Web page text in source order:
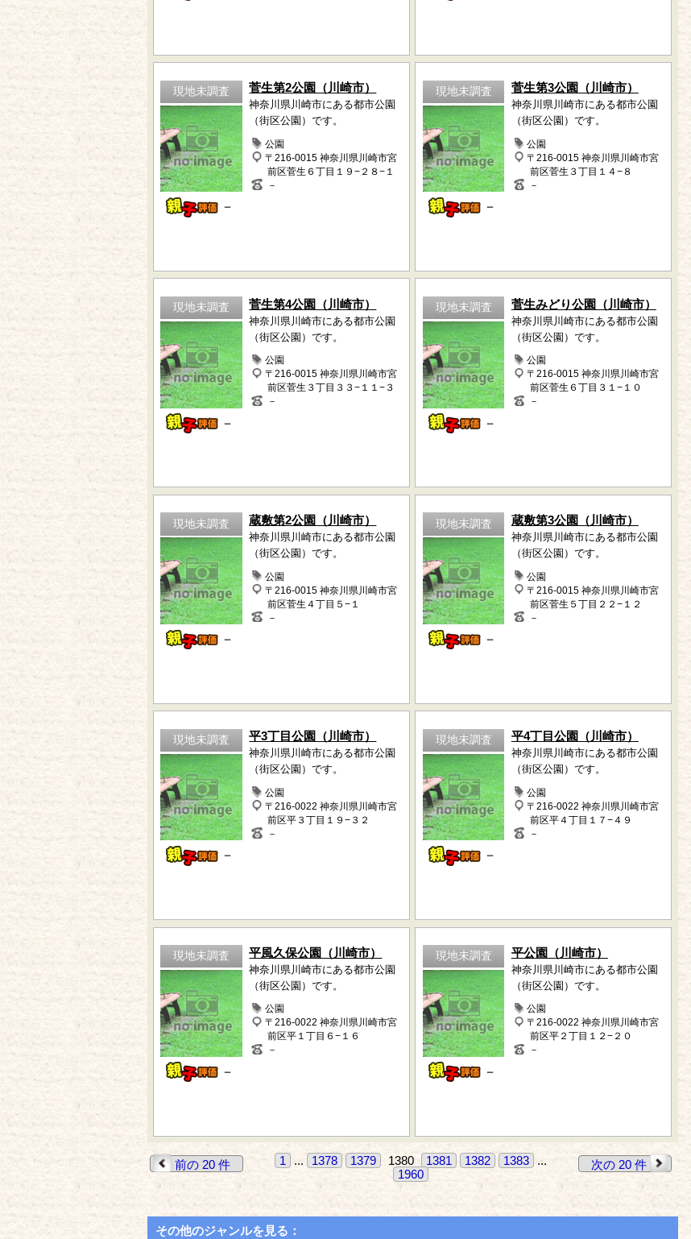
現地未調査
－
菅生第2公園（川崎市）
神奈川県川崎市にある都市公園
（街区公園）です。
公園
〒216-0015 神奈川県川崎市宮
前区菅生６丁目１９−２８−１
－
現地未調査
－
菅生第3公園（川崎市）
神奈川県川崎市にある都市公園
（街区公園）です。
公園
〒216-0015 神奈川県川崎市宮
前区菅生３丁目１４−８
－
現地未調査
－
菅生第4公園（川崎市）
神奈川県川崎市にある都市公園
（街区公園）です。
公園
〒216-0015 神奈川県川崎市宮
前区菅生３丁目３３−１１−３
－
現地未調査
－
菅生みどり公園（川崎市）
神奈川県川崎市にある都市公園
（街区公園）です。
公園
〒216-0015 神奈川県川崎市宮
前区菅生６丁目３１−１０
－
現地未調査
－
蔵敷第2公園（川崎市）
神奈川県川崎市にある都市公園
（街区公園）です。
公園
〒216-0015 神奈川県川崎市宮
前区菅生４丁目５−１
－
現地未調査
－
蔵敷第3公園（川崎市）
神奈川県川崎市にある都市公園
（街区公園）です。
公園
〒216-0015 神奈川県川崎市宮
前区菅生５丁目２２−１２
－
現地未調査
－
平3丁目公園（川崎市）
神奈川県川崎市にある都市公園
（街区公園）です。
公園
〒216-0022 神奈川県川崎市宮
前区平３丁目１９−３２
－
現地未調査
－
平4丁目公園（川崎市）
神奈川県川崎市にある都市公園
（街区公園）です。
公園
〒216-0022 神奈川県川崎市宮
前区平４丁目１７−４９
－
現地未調査
－
平風久保公園（川崎市）
神奈川県川崎市にある都市公園
（街区公園）です。
公園
〒216-0022 神奈川県川崎市宮
前区平１丁目６−１６
－
現地未調査
－
平公園（川崎市）
神奈川県川崎市にある都市公園
（街区公園）です。
公園
〒216-0022 神奈川県川崎市宮
前区平２丁目１２−２０
－
前の 20 件 1 ... 1378 1379 1380 1381 1382 1383
...
1960
次の 20 件
その他のジャンルを見る：